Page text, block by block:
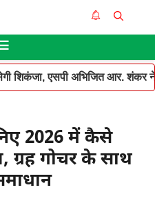
☰
शिकंजा, एसपी अभिजित आर. शंकर ने
2026 में कैसे
गोचर के साथ